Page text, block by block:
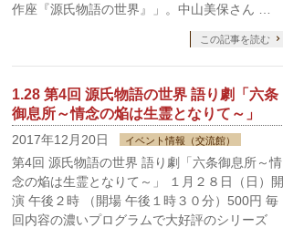
作座『源氏物語の世界』」。中山美保さん …
この記事を読む
1.28 第4回 源氏物語の世界 語り劇「六条
御息所～情念の焔は生霊となりて～」
2017年12月20日 イベント情報（交流館）
第4回 源氏物語の世界 語り劇「六条御息所～情
念の焔は生霊となりて～」 １月２８日（日）開
演 午後２時 （開場 午後１時３０分）500円 毎
回内容の濃いプログラムで大好評のシリーズ